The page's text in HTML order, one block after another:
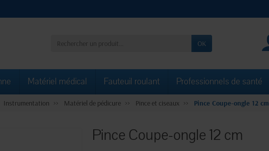
OK
Matériel médical Fauteuil roulant Professionnels de santé
Instrumentation Matériel de pédicure Pince et ciseaux Pince Coupe-ongle 12 cm
Pince Coupe-ongle 12 cm